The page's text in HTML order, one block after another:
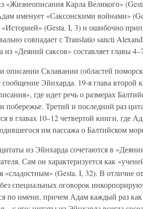
«Жизнеописания Карла Великого»
именует «Саксонскими войнами»
(Gesta. I, 3) и ошибочно
совпадает с Translatio sancti
«Деяний саксов» составляет главы
описании Склавании (областей
Эйнхарда. 19-я глава второй
где идет речь о размерах
побережье. Третий и последний раз
в главах 10–12 четвертой книги, где
им пассажа о Балтийском
из Эйнхарда сочетаются в
Сам он характеризуется как
«сладостным» (Gesta. I, 32). В отличие
специальных оговорок
по имени, причем Адам каждый раз